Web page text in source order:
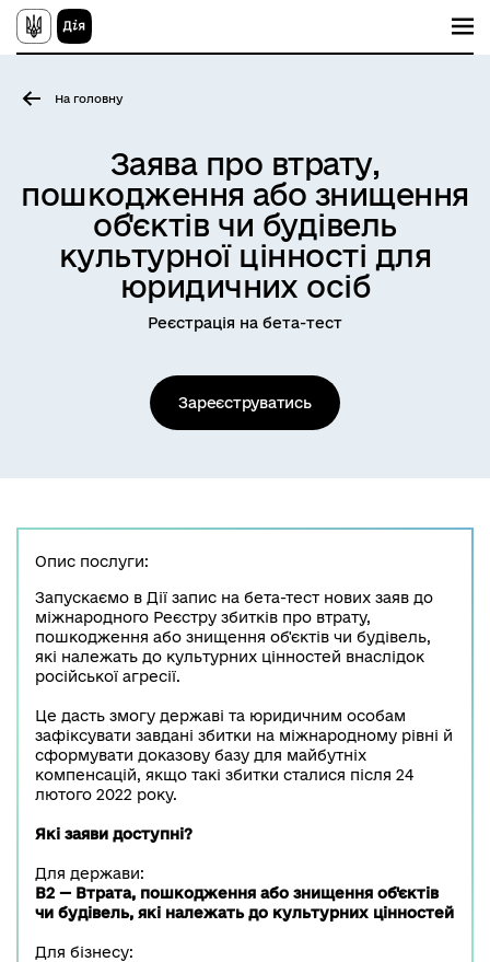
П
е
р
На головну
Заява про втрату,
пошкодження або знищення
об'єктів чи будівель
культурної цінності для
юридичних осіб
Реєстрація на бета-тест
Зареєструватись
Опис послуги:
Запускаємо в Дії запис на бета-тест нових заяв до
міжнародного Реєстру збитків про втрату,
пошкодження або знищення об'єктів чи будівель,
які належать до культурних цінностей внаслідок
російської агресії.
Це дасть змогу державі та юридичним особам
зафіксувати завдані збитки на міжнародному рівні й
сформувати доказову базу для майбутніх
компенсацій, якщо такі збитки сталися після 24
лютого 2022 року.
Які заяви доступні?
Для держави:
B2 — Втрата, пошкодження або знищення об'єктів
чи будівель, які належать до культурних цінностей
Для бізнесу: